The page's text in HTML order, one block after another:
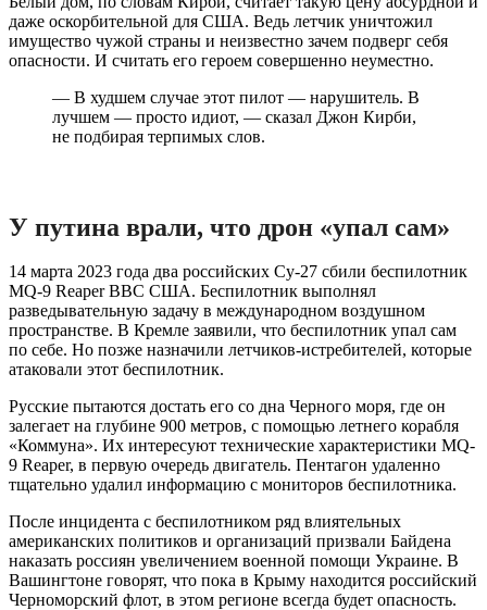
даже оскорбительной для США. Ведь летчик уничтожил
имущество чужой страны и неизвестно зачем подверг себя
опасности. И считать его героем совершенно неуместно.
— В худшем случае этот пилот — нарушитель. В
лучшем — просто идиот, — сказал Джон Кирби,
не подбирая терпимых слов.
У путина врали, что дрон «упал сам»
14 марта 2023 года два российских Су-27 сбили беспилотник
MQ-9 Reaper ВВС США. Беспилотник выполнял
разведывательную задачу в международном воздушном
пространстве. В Кремле заявили, что беспилотник упал сам
по себе. Но позже назначили летчиков-истребителей, которые
атаковали этот беспилотник.
Русские пытаются достать его со дна Черного моря, где он
залегает на глубине 900 метров, с помощью летнего корабля
«Коммуна». Их интересуют технические характеристики MQ-
9 Reaper, в первую очередь двигатель. Пентагон удаленно
тщательно удалил информацию с мониторов беспилотника.
После инцидента с беспилотником ряд влиятельных
американских политиков и организаций призвали Байдена
наказать россиян увеличением военной помощи Украине. В
Вашингтоне говорят, что пока в Крыму находится российский
Черноморский флот, в этом регионе всегда будет опасность.